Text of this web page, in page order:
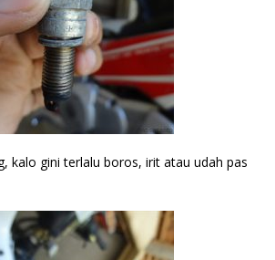
kalo gini terlalu boros, irit atau udah pas